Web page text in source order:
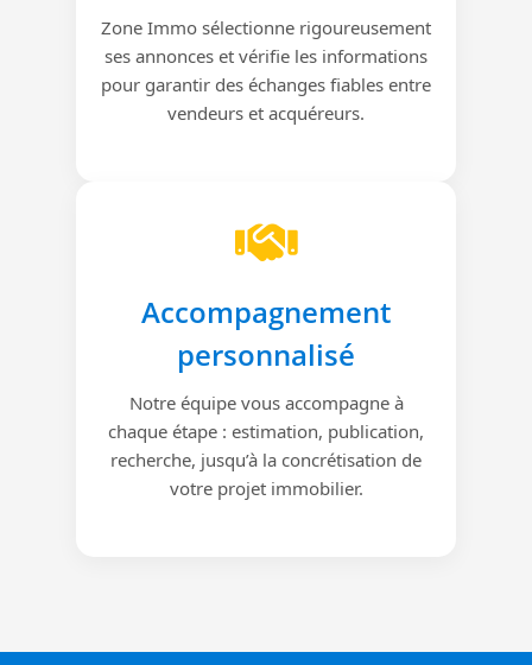
Zone Immo sélectionne rigoureusement
ses annonces et vérifie les informations
pour garantir des échanges fiables entre
vendeurs et acquéreurs.
Accompagnement
personnalisé
Notre équipe vous accompagne à
chaque étape : estimation, publication,
recherche, jusqu’à la concrétisation de
votre projet immobilier.